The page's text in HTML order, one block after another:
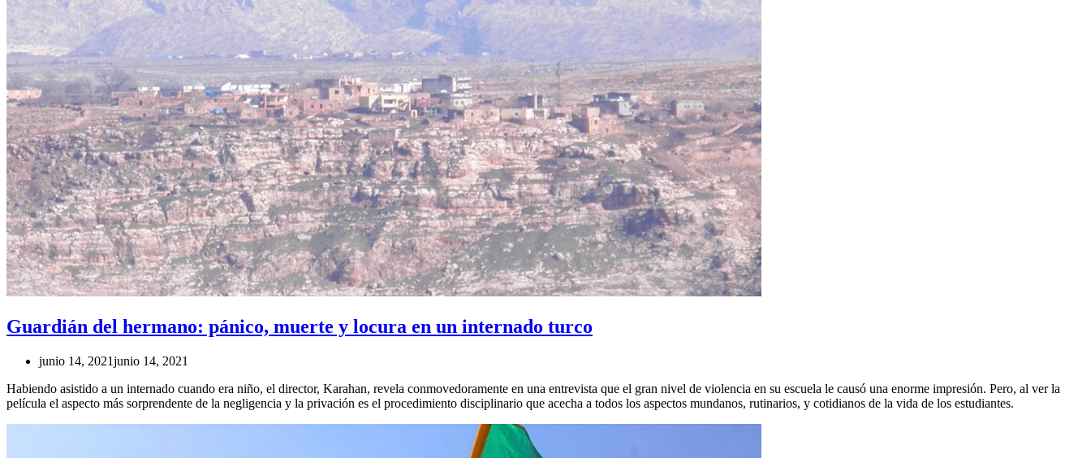
Guardián del hermano: pánico, muerte y locura en un internado turco
junio 14, 2021junio 14, 2021
Habiendo asistido a un internado cuando era niño, el director, Karahan, revela conmovedoramente en una entrevista que el gran nivel de violencia en su escuela le causó una enorme impresión. Pero, al ver la
película el aspecto más sorprendente de la negligencia y la privación es el procedimiento disciplinario que acecha a todos los aspectos mundanos, rutinarios, y cotidianos de la vida de los estudiantes.